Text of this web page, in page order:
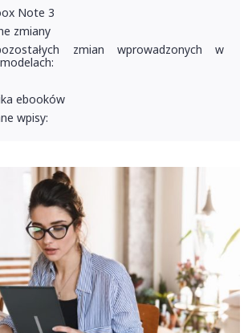
Note 3
zmiany
zmian wprowadzonych w
ebooków
wpisy: